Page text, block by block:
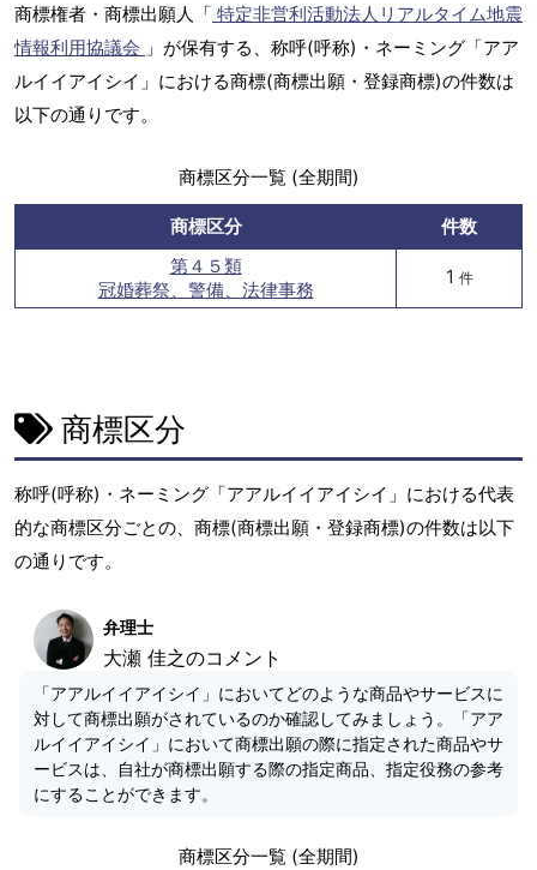
商標権者・商標出願人「 特定非営利活動法人リアルタイム地震
情報利用協議会 」が保有する、称呼(呼称)・ネーミング「アア
ルイイアイシイ」における商標(商標出願・登録商標)の件数は
以下の通りです。
商標区分一覧 (全期間)
商標区分
件数
第４５類
冠婚葬祭、警備、法律事務
1 件
商標区分
称呼(呼称)・ネーミング「アアルイイアイシイ」における代表
的な商標区分ごとの、商標(商標出願・登録商標)の件数は以下
の通りです。
弁理士
大瀬 佳之のコメント
「アアルイイアイシイ」においてどのような商品やサービスに
対して商標出願がされているのか確認してみましょう。「アア
ルイイアイシイ」において商標出願の際に指定された商品やサ
ービスは、自社が商標出願する際の指定商品、指定役務の参考
にすることができます。
商標区分一覧 (全期間)